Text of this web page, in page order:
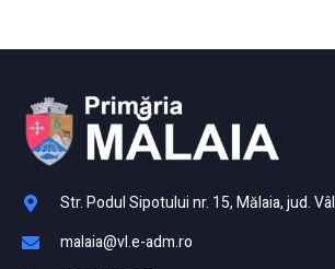
Str. Podul Sipotului nr. 15, Mălaia, jud.
malaia@vl.e-adm.ro